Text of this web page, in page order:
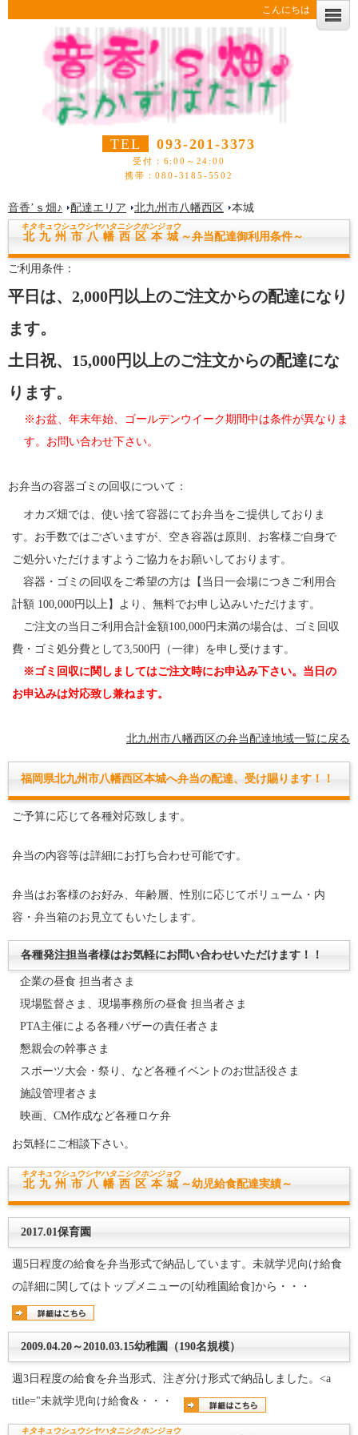
こんにちは
TEL 093-201-3373
受付：6:00～24:00
携帯：080-3185-5502
音香’ｓ畑♪ 配達エリア 北九州市八幡西区 本城
北九州市八幡西区本城
キタキュウシュウシヤハタニシクホンジョウ
～弁当配達御利用条件～
ご利用条件：
平日は、2,000円以上のご注文からの配達になり
ます。
土日祝、15,000円以上のご注文からの配達にな
ります。
※お盆、年末年始、ゴールデンウイーク期間中は条件が異なりま
す。お問い合わせ下さい。
お弁当の容器ゴミの回収について：
オカズ畑では、使い捨て容器にてお弁当をご提供しておりま
す。お手数ではございますが、空き容器は原則、お客様ご自身で
ご処分いただけますようご協力をお願いしております。
容器・ゴミの回収をご希望の方は【当日一会場につきご利用合
計額 100,000円以上】より、無料でお申し込みいただけます。
ご注文の当日ご利用合計金額100,000円未満の場合は、ゴミ回収
費・ゴミ処分費として3,500円（一律）を申し受けます。
※ゴミ回収に関しましてはご注文時にお申込み下さい。当日の
お申込みは対応致し兼ねます。
北九州市八幡西区の弁当配達地域一覧に戻る
福岡県北九州市八幡西区本城へ弁当の配達、受け賜ります！！
ご予算に応じて各種対応致します。
弁当の内容等は詳細にお打ち合わせ可能です。
弁当はお客様のお好み、年齢層、性別に応じてボリューム・内
容・弁当箱のお見立てもいたします。
各種発注担当者様はお気軽にお問い合わせいただけます！！
企業の昼食 担当者さま
現場監督さま、現場事務所の昼食 担当者さま
PTA主催による各種バザーの責任者さま
懇親会の幹事さま
スポーツ大会・祭り、など各種イベントのお世話役さま
施設管理者さま
映画、CM作成など各種ロケ弁
お気軽にご相談下さい。
北九州市八幡西区本城
キタキュウシュウシヤハタニシクホンジョウ
～幼児給食配達実績～
2017.01保育園
週5日程度の給食を弁当形式で納品しています。未就学児向け給食
の詳細に関してはトップメニューの[幼稚園給食]から・・・
2009.04.20～2010.03.15幼稚園（190名規模）
週3日程度の給食を弁当形式、注ぎ分け形式で納品しました。<a
title="未就学児向け給食&・・・
キタキュウシュウシヤハタニシクホンジョウ